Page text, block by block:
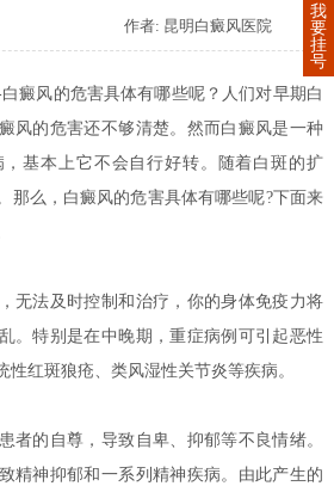
作者: 昆明白癜风医院
白癜风的危害具体有哪些呢？人们对早期白
风的危害还不够清楚。然而白癜风是一种
基本上它不会自行好转。随着白斑的扩
那么，白癜风的危害具体有哪些呢?下面来
法及时控制和治疗，你的身体免疫力将
。特别是在中晚期，重症病例可引起恶性
红斑狼疮、类风湿性关节炎等疾病。
的自尊，导致自卑、抑郁等不良情绪。
精神抑郁和一系列精神疾病。由此产生的
我
要
挂
号